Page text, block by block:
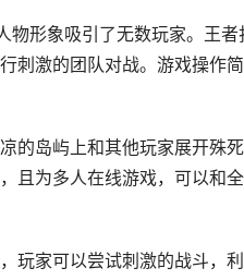
物形象吸引了无数玩家。王者
刺激的团队对战。游戏操作简
的岛屿上和其他玩家展开殊
且为多人在线游戏，可以和
玩家可以尝试刺激的战斗，